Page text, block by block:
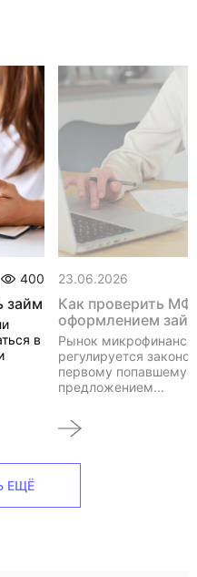
400
займ
в
23.06.2026
Как проверить
оформлением
Рынок
регулируется
первому
предложением...
ЕЩЁ